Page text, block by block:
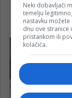
Neki dobavljači
temelju
nastavku
dnu ove stranice
pristankom ili
kolačića.